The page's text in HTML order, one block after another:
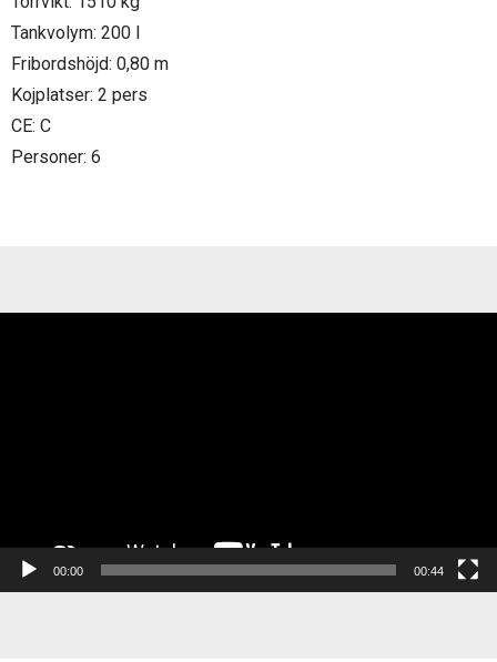
Tankvolym: 200 l
Fribordshöjd: 0,80 m
Kojplatser: 2 pers
CE: C
Personer: 6
00:00 00:44